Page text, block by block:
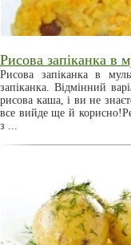
Рисова запіканка в
Рисова запіканка в
запіканка. Відмінний
рисова каша, і ви не
все вийде ще й
з ...